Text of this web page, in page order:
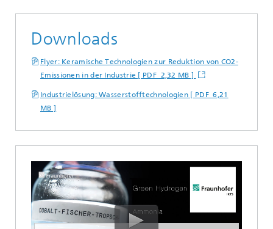
Downloads
Flyer: Keramische Technologien zur Reduktion von CO2-
Emissionen in der Industrie [ PDF 2,32 MB ]
Industrielösung: Wasserstofftechnologien [ PDF 6,21
MB ]